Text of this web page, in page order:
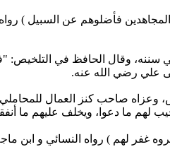
فأضلوهم عن السبيل )
سننه، وقال الحافظ في
علي ‏رضي الله عنه.‏
لهم ما دعوا، ويخلف عليهم ما
غفر لهم ) رواه النسائي و